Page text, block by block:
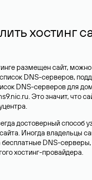
хостинг
размещен сайт,
список DNS-серверов,
DNS-серверов для
Это значит, что
достоверный способ
Иногда владельцы
DNS-
хостинг-провайдера.